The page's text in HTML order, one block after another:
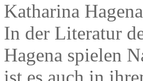
Katharina
In der Literatur
Hagena spielen